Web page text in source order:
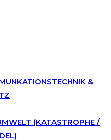
&
(KATASTROPHE /